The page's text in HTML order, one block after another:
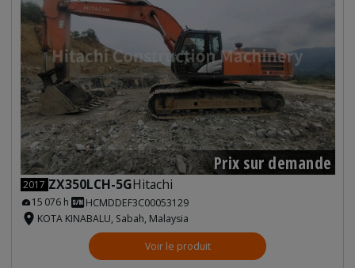
Prix sur demande
2017 ZX350LCH-5GHitachi
15 076 h
HCMDDEF3C00053129
KOTA KINABALU, Sabah, Malaysia
Voir le produit